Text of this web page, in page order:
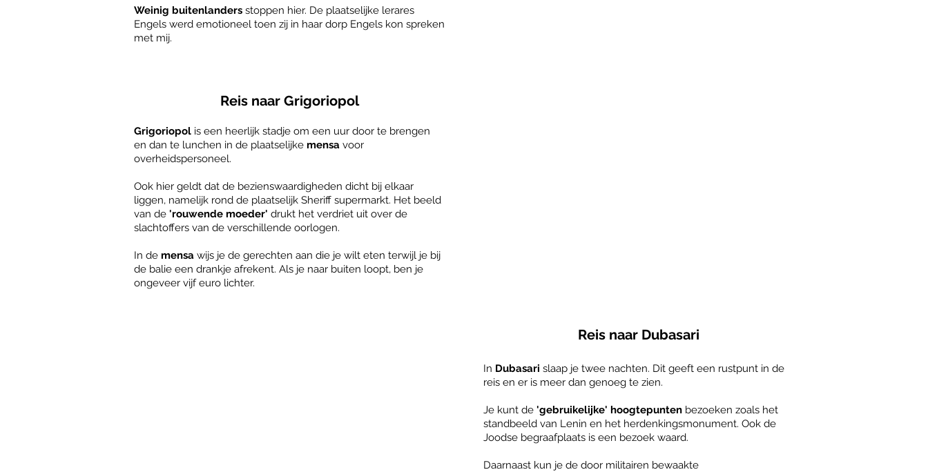
Weinig buitenlanders stoppen hier. De plaatselijke lerares
Engels werd emotioneel toen zij in haar dorp Engels kon spreken
met mij.
Reis naar Grigoriopol
Grigoriopol is een heerlijk stadje om een uur door te brengen
en dan te lunchen in de plaatselijke mensa voor
overheidspersoneel.
Ook hier geldt dat de bezienswaardigheden dicht bij elkaar
liggen, namelijk rond de plaatselijk Sheriff supermarkt. Het beeld
van de 'rouwende moeder' drukt het verdriet uit over de
slachtoffers van de verschillende oorlogen.
In de mensa wijs je de gerechten aan die je wilt eten terwijl je bij
de balie een drankje afrekent. Als je naar buiten loopt, ben je
ongeveer vijf euro lichter.
Reis naar Dubasari
In Dubasari slaap je twee nachten. Dit geeft een rustpunt in de
reis en er is meer dan genoeg te zien.
Je kunt de 'gebruikelijke' hoogtepunten bezoeken zoals het
standbeeld van Lenin en het herdenkingsmonument. Ook de
Joodse begraafplaats is een bezoek waard.
Daarnaast kun je de door militairen bewaakte